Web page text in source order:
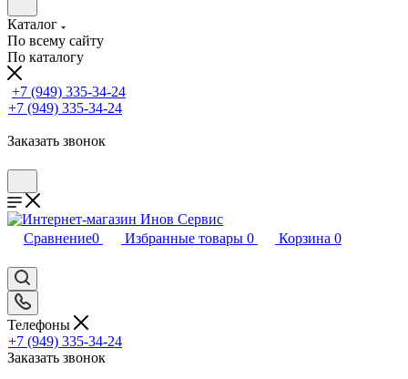
Каталог
По всему сайту
По каталогу
+7 (949) 335-34-24
+7 (949) 335-34-24
Заказать звонок
Сравнение0 Избранные товары 0 Корзина 0
Телефоны
+7 (949) 335-34-24
Заказать звонок